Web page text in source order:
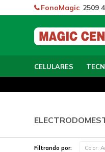
CELULARES
FonoMagic 2509
Filtrando por: Color: